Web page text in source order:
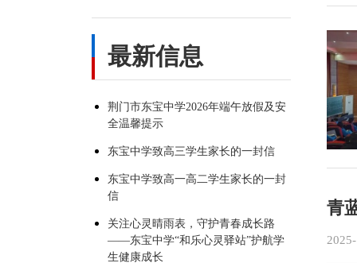
最新信息
荆门市东宝中学2026年端午放假及安
全温馨提示
东宝中学致高三学生家长的一封信
东宝中学致高一高二学生家长的一封
信
关注心灵晴雨表，守护青春成长路
——东宝中学“和乐心灵驿站”护航学
生健康成长
青